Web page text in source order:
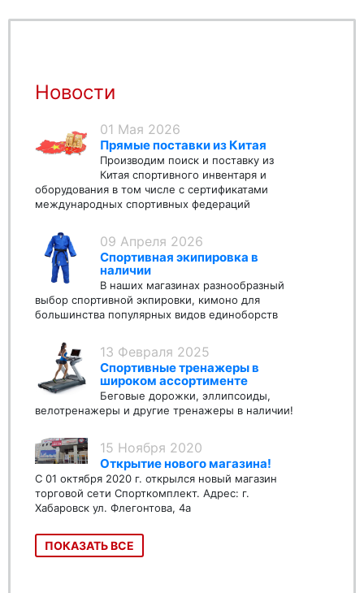
Новости
01 Мая 2026
Прямые поставки из Китая
Производим поиск и поставку из
Китая спортивного инвентаря и
оборудования в том числе с сертификатами
международных спортивных федераций
09 Апреля 2026
Спортивная экипировка в
наличии
В наших магазинах разнообразный
выбор спортивной экпировки, кимоно для
большинства популярных видов единоборств
13 Февраля 2025
Спортивные тренажеры в
широком ассортименте
Беговые дорожки, эллипсоиды,
велотренажеры и другие тренажеры в наличии!
15 Ноября 2020
Открытие нового магазина!
С 01 октября 2020 г. открылся новый магазин
торговой сети Спорткомплект. Адрес: г.
Хабаровск ул. Флегонтова, 4а
ПОКАЗАТЬ ВСЕ